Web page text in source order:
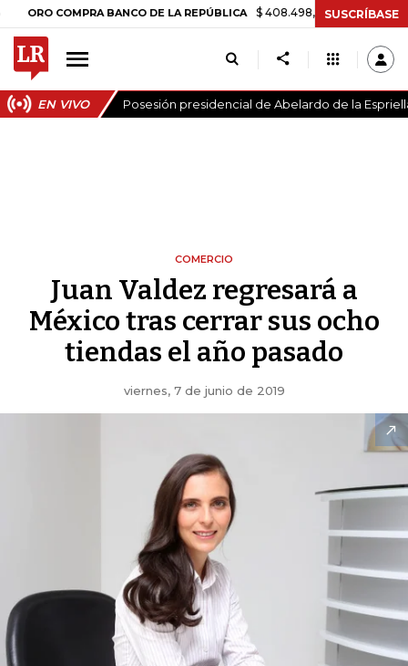
COMPRA BANCO DE LA REPÚBLICA $ 408.498,97 +$ 8.753,81 +2,19%
SUSCRÍBASE
EN VIVO Posesión presidencial de Abelardo de la
COMERCIO
Juan Valdez regresará a
México tras cerrar sus ocho
tiendas el año pasado
viernes, 7 de junio de 2019